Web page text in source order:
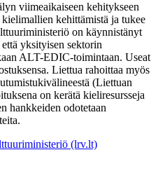
viimeaikaiseen kehitykseen
kehittämistä ja tukee
on käynnistänyt
yksityisen sektorin
ALT-EDIC-toimintaan. Useat
Liettua rahoittaa myös
(Liettuan
on kerätä kieliresursseja
hankkeiden odotetaan
(lrv.lt)